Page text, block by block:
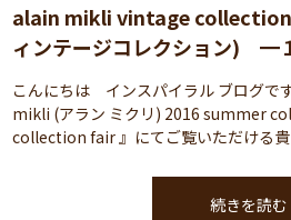
alain mikli vintage collection
ィンテージコレクション) ━
こんにちは インスパイラル ブログで
mikli (アラン ミクリ) 2016 summer
collection fair 』にてご覧いただける
続きを読む